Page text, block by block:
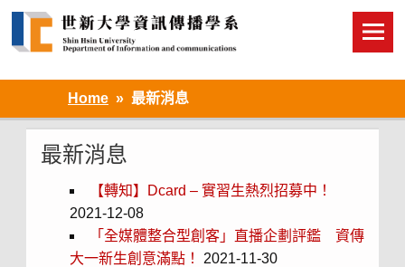
Home 最新消息
最新消息
【轉知】Dcard – 實習生熱烈招募中！
2021-12-08
「全媒體整合型創客」直播企劃評鑑 資傳
大一新生創意滿點！
2021-11-30